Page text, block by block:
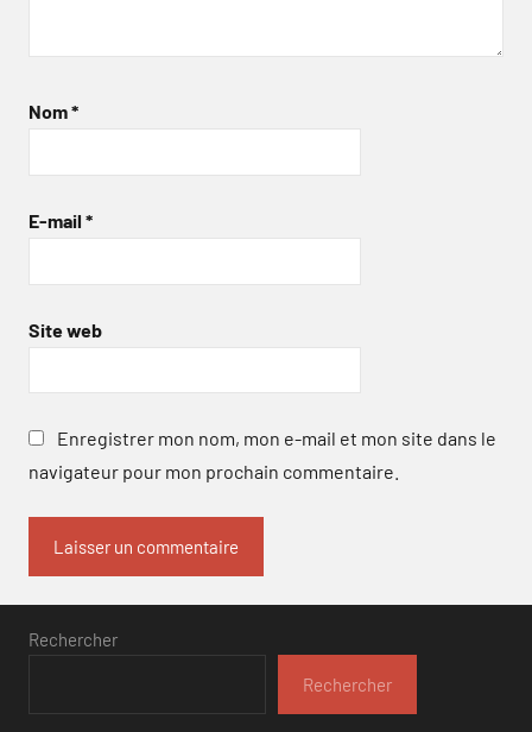
Nom*
E-mail *
Site web
Enregistrer mon nom, mon e-mail et mon site dans le
navigateur pour mon prochain commentaire.
Rechercher
Rechercher